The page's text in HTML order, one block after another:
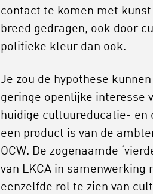
contact te komen met
breed gedragen, ook door
politieke kleur dan ook.
Je zou de hypothese
geringe openlijke interesse
huidige cultuureducatie-
een product is van de
OCW. De zogenaamde
van LKCA in samenwerking
eenzelfde rol te zien van